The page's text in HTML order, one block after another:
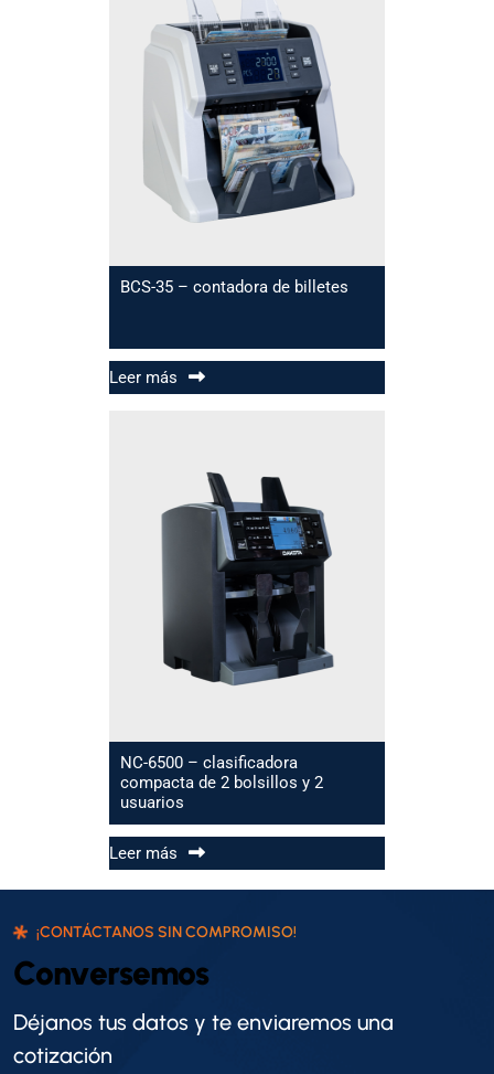
BCS-35 – contadora de billetes
Leer más
NC-6500 – clasificadora
compacta de 2 bolsillos y 2
usuarios
Leer más
¡CONTÁCTANOS SIN COMPROMISO!
Conversemos
Déjanos tus datos y te enviaremos una
cotización